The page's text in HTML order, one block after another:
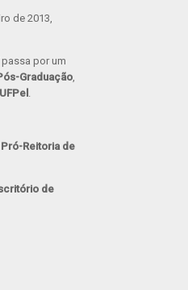
de 2013,
passa por um
Graduação
Pró-Reitoria de
de